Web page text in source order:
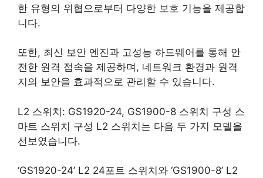
한 유형의 위협으로부터 다양한 보호 기능을 제공합
니다.
또한, 최신 보안 엔진과 고성능 하드웨어를 통해 안
전한 원격 접속을 제공하며, 네트워크 환경과 원격
지의 보안을 효과적으로 관리할 수 있습니다.
L2 스위치: GS1920-24, GS1900-8 스위치 구성 스
마트 스위치 구성 L2 스위치는 다음 두 가지 모델을
선보였습니다.
‘GS1920-24’ L2 24포트 스위치와 ‘GS1900-8’ L2